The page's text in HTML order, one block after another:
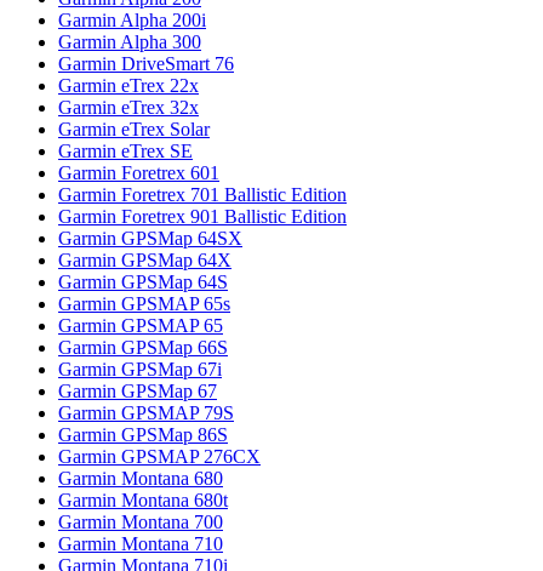
Garmin Alpha 200i
Garmin Alpha 300
Garmin DriveSmart 76
Garmin eTrex 22x
Garmin eTrex 32x
Garmin eTrex Solar
Garmin eTrex SE
Garmin Foretrex 601
Garmin Foretrex 701 Ballistic Edition
Garmin Foretrex 901 Ballistic Edition
Garmin GPSMap 64SX
Garmin GPSMap 64X
Garmin GPSMap 64S
Garmin GPSMAP 65s
Garmin GPSMAP 65
Garmin GPSMap 66S
Garmin GPSMap 67i
Garmin GPSMap 67
Garmin GPSMAP 79S
Garmin GPSMap 86S
Garmin GPSMAP 276CX
Garmin Montana 680
Garmin Montana 680t
Garmin Montana 700
Garmin Montana 710
Garmin Montana 710i